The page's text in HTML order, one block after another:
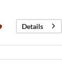
Details